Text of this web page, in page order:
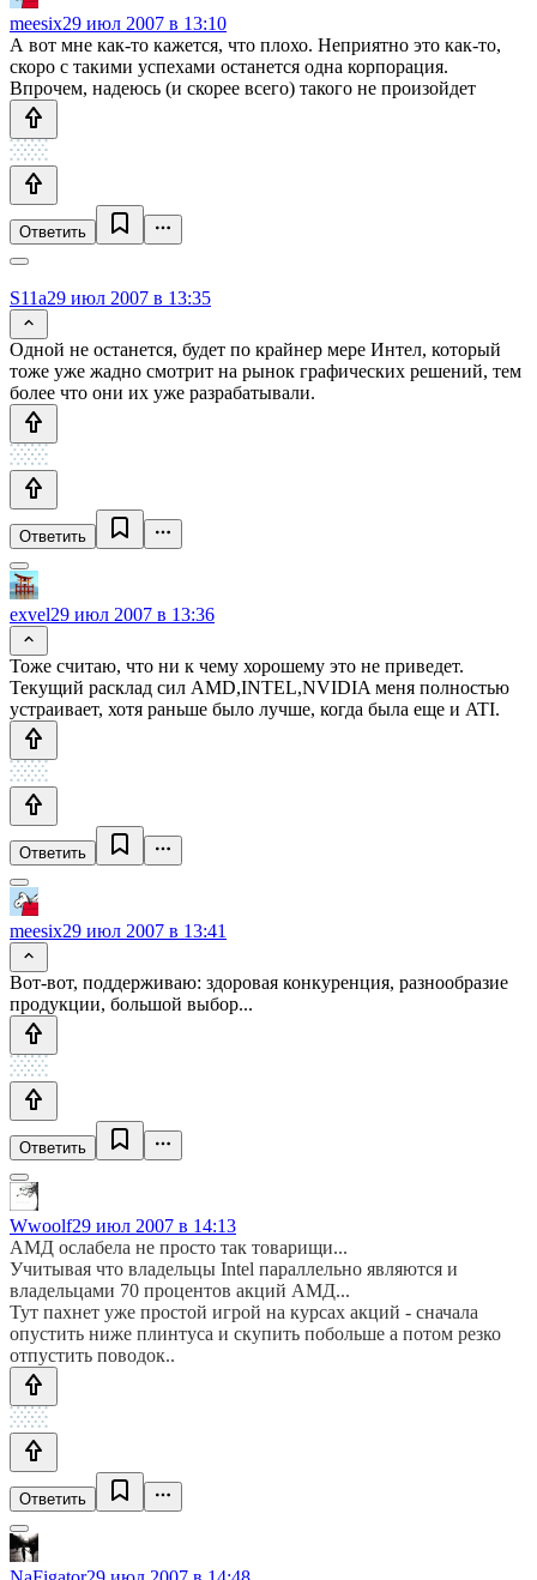
meesix29 июл 2007 в 13:10
А вот мне как-то кажется, что плохо. Неприятно это как-то,
скоро с такими успехами останется одна корпорация.
Впрочем, надеюсь (и скорее всего) такого не произойдет
Ответить
S11a29 июл 2007 в 13:35
Одной не останется, будет по крайнер мере Интел, который
тоже уже жадно смотрит на рынок графических решений, тем
более что они их уже разрабатывали.
Ответить
exvel29 июл 2007 в 13:36
Тоже считаю, что ни к чему хорошему это не приведет.
Текущий расклад сил AMD,INTEL,NVIDIA меня полностью
устраивает, хотя раньше было лучше, когда была еще и ATI.
Ответить
meesix29 июл 2007 в 13:41
Вот-вот, поддерживаю: здоровая конкуренция, разнообразие
продукции, большой выбор...
Ответить
Wwoolf29 июл 2007 в 14:13
АМД ослабела не просто так товарищи...
Учитывая что владельцы Intel параллельно являются и
владельцами 70 процентов акций АМД...
Тут пахнет уже простой игрой на курсах акций - сначала
опустить ниже плинтуса и скупить побольше а потом резко
отпустить поводок..
Ответить